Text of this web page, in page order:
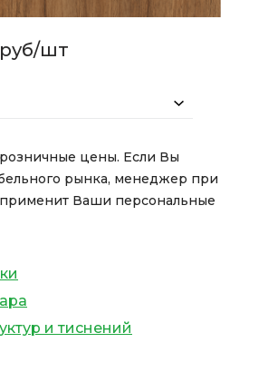
руб/шт
цены. Если Вы
рынка, менеджер при
применит Ваши персональные
и тиснений